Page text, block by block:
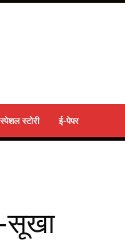
स्पेशल स्टोरी ई-पेपर
सूखा